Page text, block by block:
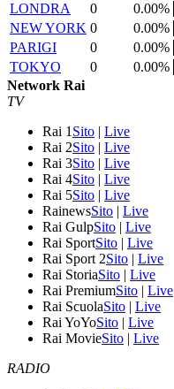
LONDRA
0
0.00%
NEW YORK 0
0.00%
PARIGI
0
0.00%
TOKYO
0
0.00%
Network Rai
TV
Rai 1 Sito | Live
Rai 2Sito | Live
Rai 3Sito | Live
Rai 4Sito | Live
Rai 5Sito | Live
RainewsSito | Live
Rai GulpSito | Live
Rai SportSito | Live
Rai Sport 2Sito | Live
Rai StoriaSito | Live
Rai PremiumSito | Live
Rai ScuolaSito | Live
Rai YoYoSito | Live
Rai MovieSito | Live
RADIO